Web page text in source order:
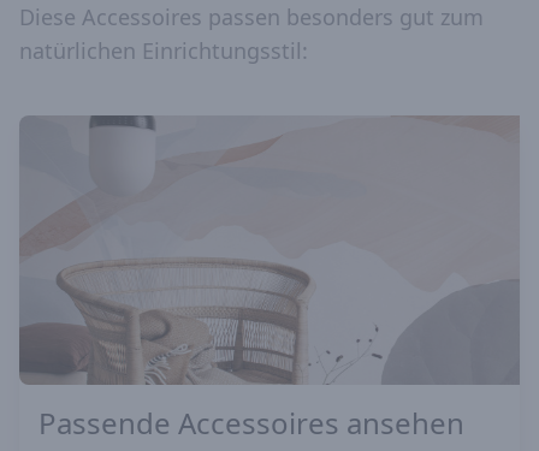
Diese Accessoires passen besonders gut zum
natürlichen Einrichtungsstil:
Passende Accessoires ansehen